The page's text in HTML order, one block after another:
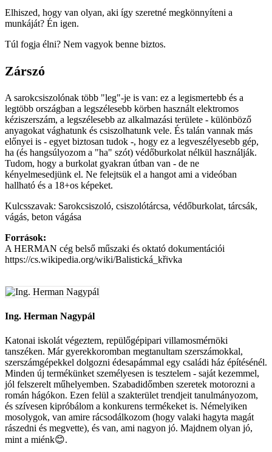
Elhiszed, hogy van olyan, aki így szeretné megkönnyíteni a
munkáját? Én igen.
Túl fogja élni? Nem vagyok benne biztos.
Zárszó
A sarokcsiszolónak több "leg"-je is van: ez a legismertebb és a
legtöbb országban a legszélesebb körben használt elektromos
kéziszerszám, a legszélesebb az alkalmazási területe - különböző
anyagokat vághatunk és csiszolhatunk vele. És talán vannak más
előnyei is - egyet biztosan tudok -, hogy ez a legveszélyesebb gép,
ha (és hangsúlyozom a "ha" szót) védőburkolat nélkül használják.
Tudom, hogy a burkolat gyakran útban van - de ne
kényelmesedjünk el. Ne felejtsük el a hangot ami a videóban
hallható és a 18+os képeket.
Kulcsszavak: Sarokcsiszoló, csiszolótárcsa, védőburkolat, tárcsák,
vágás, beton vágása
Források:
A HERMAN cég belső műszaki és oktató dokumentációi
https://cs.wikipedia.org/wiki/Balistická_křivka
Ing. Herman Nagypál
Katonai iskolát végeztem, repülőgépipari villamosmérnöki
tanszéken. Már gyerekkoromban megtanultam szerszámokkal,
szerszámgépekkel dolgozni édesapámmal egy családi ház építésénél.
Minden új termékünket személyesen is tesztelem - saját kezemmel,
jól felszerelt műhelyemben. Szabadidőmben szeretek motorozni a
román hágókon. Ezen felül a szakterület trendjeit tanulmányozom,
és szívesen kipróbálom a konkurens termékeket is. Némelyiken
mosolygok, van amire rácsodálkozom (hogy valaki hagyta magát
rászedni és megvette), és van, ami nagyon jó. Majdnem olyan jó,
mint a miénk😊.